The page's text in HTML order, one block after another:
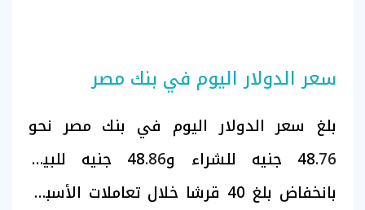
سعر الدولار اليوم في بنك مصر
بلغ سعر الدولار اليوم في بنك مصر نحو
48.76 جنيه للشراء و48.86
جنيه للبيع،
بانخفاض بلغ 40 قرشا خلال تعاملات الأسبوع